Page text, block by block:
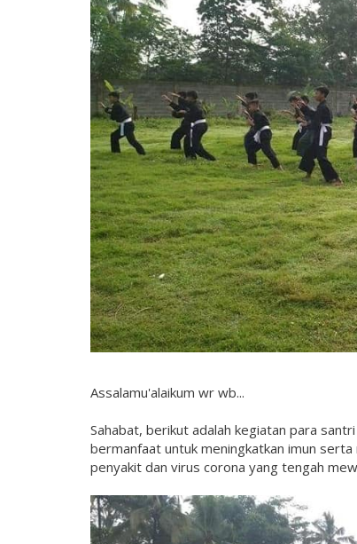
Assalamu'alaikum wr wb...
Sahabat, berikut adalah kegiatan para
bermanfaat untuk meningkatkan imun
penyakit dan virus corona yang tengah